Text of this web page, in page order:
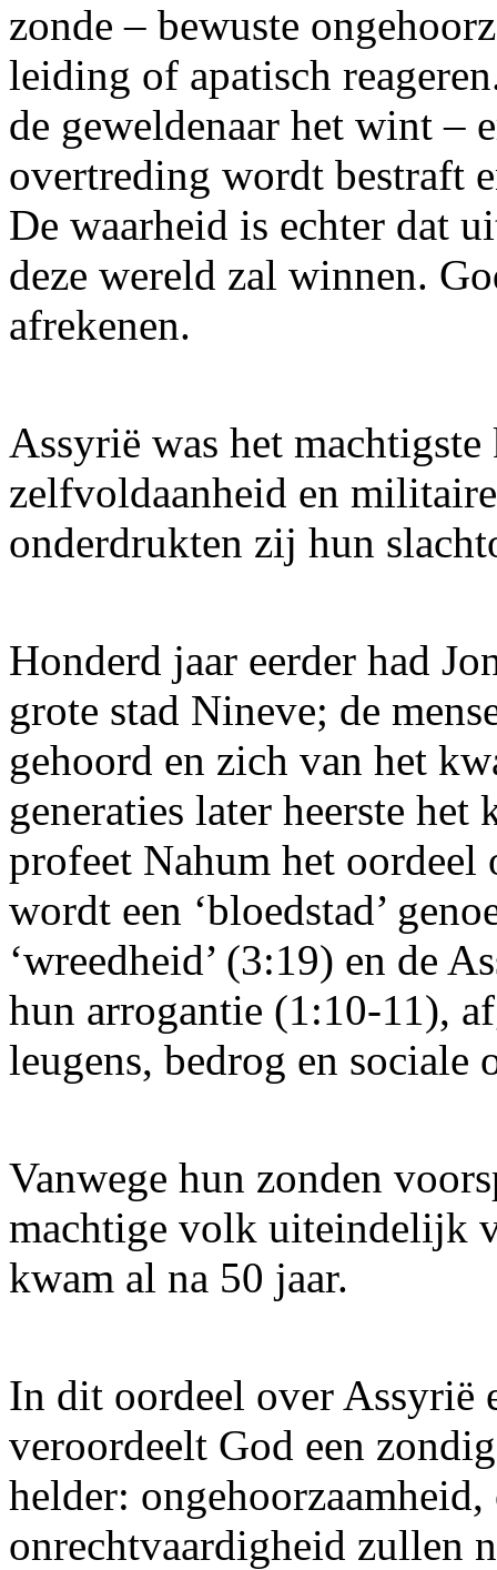
zonde – bewuste
leiding of apatisch
de geweldenaar het wint –
overtreding wordt bestraft
De waarheid is echter dat
deze wereld zal winnen.
afrekenen.
Assyrië was het
zelfvoldaanheid en
onderdrukten zij hun
Honderd jaar eerder had
grote stad Nineve; de
gehoord en zich van het
generaties later heerste
profeet Nahum het
wordt een ‘bloedstad’
‘wreedheid’ (3:19) en de
hun arrogantie (1:10-11),
leugens, bedrog en
Vanwege hun zonden
machtige volk uiteindelijk
kwam al na 50 jaar.
In dit oordeel over Assyrië
veroordeelt God een
helder:
onrechtvaardigheid zullen